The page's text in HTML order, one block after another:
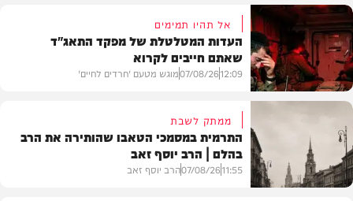
וידאו
דעות
אל תהיו תמימים
העדות המטלטלת של מפקד התאג"ד
שאתם חייבים לקרוא
12:09
07/08/26מוגש מטעם 'חרדים לחיים'
ממתק לשבת
התרמית במסמכי הטאבו שהותירה את הרב
בהלם | הרב יוסף זאב
11:55
07/08/26הרב יוסף זאב